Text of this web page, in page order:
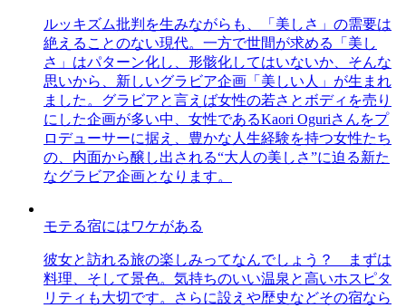
ルッキズム批判を生みながらも、「美しさ」の需要は
絶えることのない現代。一方で世間が求める「美し
さ」はパターン化し、形骸化してはいないか、そんな
思いから、新しいグラビア企画「美しい人」が生まれ
ました。グラビアと言えば女性の若さとボディを売り
にした企画が多い中、女性であるKaori Oguriさんをプ
ロデューサーに据え、豊かな人生経験を持つ女性たち
の、内面から醸し出される“大人の美しさ”に迫る新た
なグラビア企画となります。
モテる宿にはワケがある
彼女と訪れる旅の楽しみってなんでしょう？ まずは
料理、そして景色。気持ちのいい温泉と高いホスピタ
リティも大切です。さらに設えや歴史などその宿なら